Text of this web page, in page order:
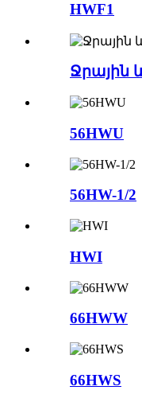
HWF1
Ջրային
56HWU
56HW-1/2
HWI
66HWW
66HWS